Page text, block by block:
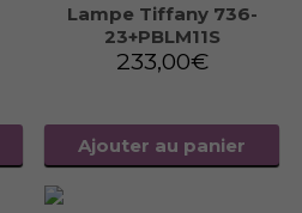
Lampe Tiffany 736-
23+PBLM11S
233,00€
Ajouter au panier